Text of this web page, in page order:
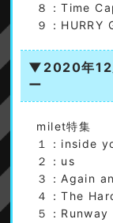
８：Time
９：HURRY
▼2020年12
ー
milet特集
１：inside
２：us
３：Again
４：The
５：Runway